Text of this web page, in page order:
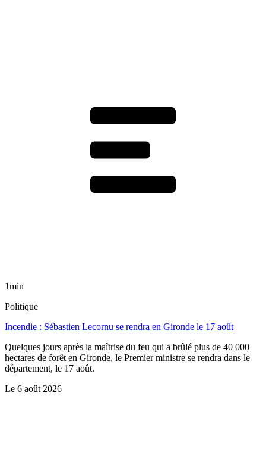
1min
Politique
Incendie : Sébastien Lecornu se rendra en Gironde le 17 août
Quelques jours après la maîtrise du feu qui a brûlé plus de 40 000
hectares de forêt en Gironde, le Premier ministre se rendra dans le
département, le 17 août.
Le 6 août 2026